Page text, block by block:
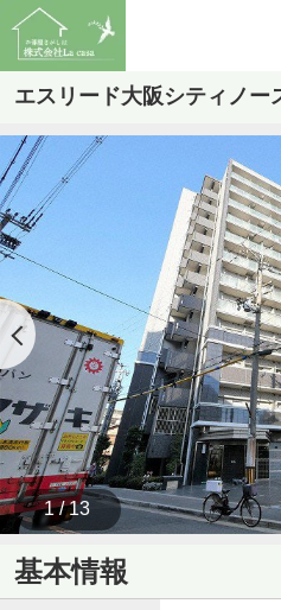
エスリード大阪シティノー
1 / 13
基本情報